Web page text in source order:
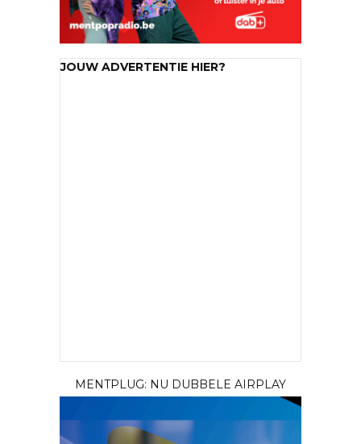
JOUW ADVERTENTIE HIER?
MENTPLUG: NU DUBBELE AIRPLAY